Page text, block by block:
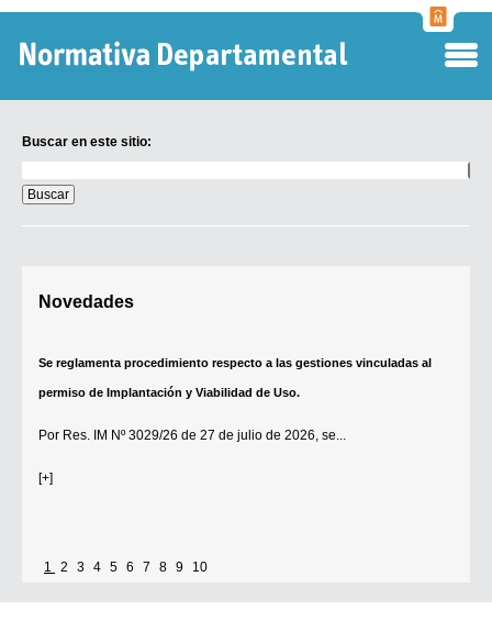
Buscar en este sitio:
en
este
sitio:
Novedades
Se reglamenta procedimiento respecto a las gestiones vinculadas al
permiso de Implantación y Viabilidad de Uso.
Por Res. IM Nº 3029/26 de 27 de julio de 2026, se...
[+]
1 2 3 4 5 6 7 8 9 10